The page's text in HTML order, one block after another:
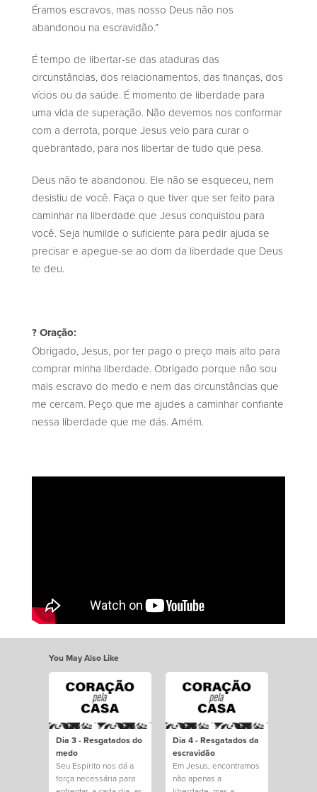
Éramos escravos, mas nosso Deus não nos
abandonou na escravidão.”
É tempo de libertar-se das ataduras das
circunstâncias, dos relacionamentos, das finanças, dos
vícios ou da saúde. É momento de liberdade para
uma vida de superação. Não devemos nos conformar
com a derrota, porque Jesus veio para curar o
quebrantado, para nos libertar de tudo que pesa.
Deus não te abandonou. Ele não se esqueceu, nem
desistiu de você. Faça o que tiver que ser feito para
caminhar na liberdade que Jesus conquistou para
você. Seja humilde o suficiente para pedir ajuda se
precisar e apegue-se ao dom da liberdade que Deus
te deu.
? Oração:
Obrigado, Jesus, por ter pago o preço mais alto para
comprar minha liberdade. Obrigado porque não sou
mais escravo do medo e nem das circunstâncias que
me cercam. Peço que me ajudes a caminhar confiante
nessa liberdade que me dás. Amém.
You May Also Like
Dia 3 - Resgatados do
medo
Seu Espírito nos dá a
força necessária para
Dia 4 - Resgatados da
escravidão
Em Jesus, encontramos
não apenas a